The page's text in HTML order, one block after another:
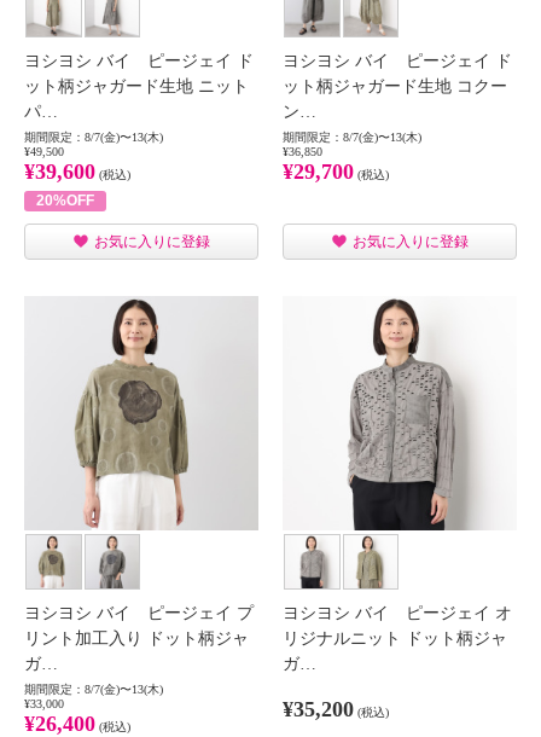
ヨシヨシ バイ ピージェイ ド
ット柄ジャガード生地 ニット
パ…
期間限定：8/7(金)〜13(木)
¥49,500
¥39,600 (税込)
20%OFF
お気に入りに登録
ヨシヨシ バイ ピージェイ ド
ット柄ジャガード生地 コクー
ン…
期間限定：8/7(金)〜13(木)
¥36,850
¥29,700 (税込)
お気に入りに登録
ヨシヨシ バイ ピージェイ プ
リント加工入り ドット柄ジャ
ガ…
期間限定：8/7(金)〜13(木)
¥33,000
¥26,400 (税込)
ヨシヨシ バイ ピージェイ オ
リジナルニット ドット柄ジャ
ガ…
¥35,200 (税込)